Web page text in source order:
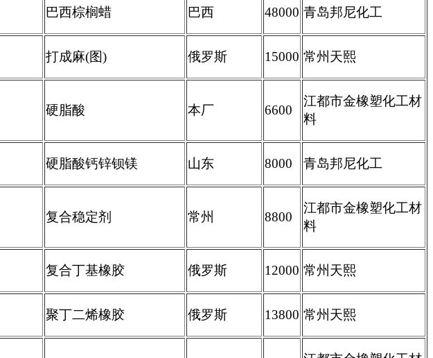
巴西棕榈蜡 巴西 48000 青岛邦尼化工
打成麻(图) 俄罗斯 15000 常州天熙
硬脂酸 本厂 6600
江都市金橡塑化工材
料
硬脂酸钙锌钡镁 山东 8000 青岛邦尼化工
复合稳定剂 常州 8800
江都市金橡塑化工材
料
复合丁基橡胶 俄罗斯 12000 常州天熙
聚丁二烯橡胶 俄罗斯 13800 常州天熙